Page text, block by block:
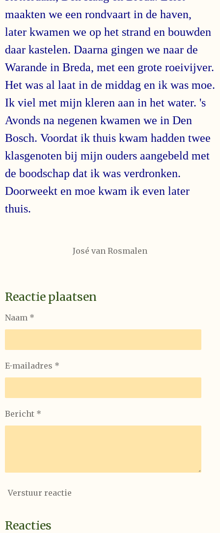
maakten we een rondvaart in de haven,
later kwamen we op het strand en bouwden
daar kastelen. Daarna gingen we naar de
Warande in Breda, met een grote roeivijver.
Het was al laat in de middag en ik was moe.
Ik viel met mijn kleren aan in het water. 's
Avonds na negenen kwamen we in Den
Bosch. Voordat ik thuis kwam hadden twee
klasgenoten bij mijn ouders aangebeld met
de boodschap dat ik was verdronken.
Doorweekt en moe kwam ik even later
thuis.
José van Rosmalen
Reactie plaatsen
Naam *
E-mailadres *
Bericht *
Verstuur reactie
Reacties